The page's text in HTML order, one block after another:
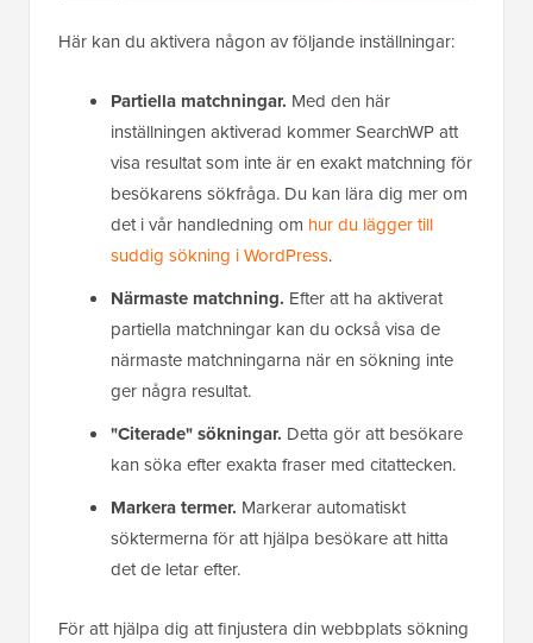
Här kan du aktivera någon av följande inställningar:
Partiella matchningar. Med den här
inställningen aktiverad kommer SearchWP att
visa resultat som inte är en exakt matchning för
besökarens sökfråga. Du kan lära dig mer om
det i vår handledning om hur du lägger till
suddig sökning i WordPress.
Närmaste matchning. Efter att ha aktiverat
partiella matchningar kan du också visa de
närmaste matchningarna när en sökning inte
ger några resultat.
"Citerade" sökningar. Detta gör att besökare
kan söka efter exakta fraser med citattecken.
Markera termer. Markerar automatiskt
söktermerna för att hjälpa besökare att hitta
det de letar efter.
För att hjälpa dig att finjustera din webbplats sökning